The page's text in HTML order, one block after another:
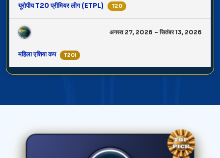
यूरोपीय T20 प्रीमियर लीग (ETPL) T20
महिला एशिया कप T20I
अगस्त 27, 2026 – सितंबर 13, 2026